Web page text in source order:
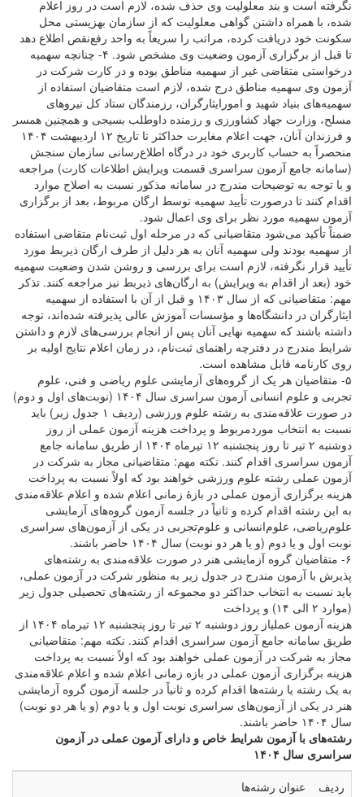
نگرفته است و بند معلولیت وی حذف شده، لازم است در روز اعلام
شده، با همراه داشتن گواهی معلولیت که از سازمان بهزیستی محل
سکونت خود دریافت کرده، مراتب‌ را سریعاً به‌ واحد رفع‌نقص‌ اطلاع‌ دهد
تا قبل‌ از برگزاری‌ آزمون‌ وضعیت‌ وی‌ مشخص‌ شود. ۴- چنانچه سهمیه
درخواستی متقاضی غیر از سهمیه مناطق بوده و در کارت شرکت در
آزمون وی سهمیه مناطق درج شده، لازم است متقاضیان استفاده از
سهمیه‌های بنیاد شهید و امورایثارگران، رزمندگان ستاد کل نیروهای
مسلح، وزارت جهاد کشاورزی و رزمنده داوطلب بسیجی و همچنین همسر
و فرزندان آنان، جهت اعلام مغایرت حداکثر تا تاریخ ۱۲ اردیبهشت ۱۴۰۴
منحصراً به حساب کاربری خود در درگاه اطلاع‌رسانی سازمان سنجش
(سامانه جامع آزمون سراسری قسمت ویرایش اطلاعات کارت) مراجعه
و با توجه به توضیحات مندرج در سامانه مذکور نسبت به اصلاح موارد
اقدام کنند تا درصورت تأیید سهمیه توسط ارگان مربوط، بعد از برگزاری
آزمون سهمیه مورد نظر برای وی اعمال شود.
ضمناً تأکید می‌شود متقاضیانی که در مرحله اول ثبت‌نام متقاضی استفاده
از سهمیه بودند ولی سهمیه آنان به هر دلیل از طرف ارگان ذیربط مورد
تأیید قرار نگرفته، لازم است برای بررسی و روشن شدن وضعیت سهمیه
خود (بعد از اقدام به ویرایش) به ارگان‌های ذیربط نیز مراجعه کنند. تذکر
مهم: متقاضیانی که از سال ۱۴۰۳ و قبل از آن با استفاده از سهمیه
ایثارگران در دانشگاه‌ها و مؤسسات آموزش عالی پذیرفته شده‌اند، توجه
داشته باشند که سهمیه نهایی آنان پس از انجام بررسی‌های لازم و داشتن
شرایط مندرج در دفترچه راهنمای ثبت‌نام، در زمان اعلام نتایج اولیه بر
روی کارنامه قابل مشاهده است.
۵- متقاضیان هر یک از گروه‌های آزمایشی علوم ریاضی و فنی، علوم
تجربی و علوم انسانی آزمون سراسری سال ۱۴۰۴ (نوبت‌های اول و دوم)
در صورت علاقه‌مندی به رشته علوم ورزشی (ردیف ۱ جدول زیر) باید
نسبت به انتخاب موردمربوط و پرداخت هزینه آزمون عملی از روز
دوشنبه ۲ تیر تا روز پنجشنبه ۱۲ تیرماه ۱۴۰۴ از طریق سامانه جامع
آزمون سراسری اقدام کنند. نکته مهم: متقاضیانی مجاز به شرکت در
آزمون عملی رشته علوم ورزشی خواهند بود که اولاً نسبت به پرداخت
هزینه برگزاری آزمون عملی در بازۀ زمانی اعلام شده و اعلام علاقه‌مندی
به این رشته اقدام کرده و ثانیاً در جلسه آزمون گروه‌های آزمایشی
علوم‌ریاضی، علوم‌انسانی و علوم‌تجربی در یکی از آزمون‌های سراسری
نوبت اول و یا دوم (و یا هر دو نوبت) سال ۱۴۰۴ حاضر باشند.
۶- متقاضیان گروه آزمایشی هنر در صورت علاقه‌مندی به رشته‌های
پذیرش با آزمون مندرج در جدول زیر به منظور شرکت در آزمون عملی،
باید نسبت به انتخاب حداکثر دو مجموعه از رشته‌های تحصیلی جدول زیر
(موارد ۲ الی ۱۴) و پرداخت
هزینه آزمون عملیاز روز دوشنبه ۲ تیر تا روز پنجشنبه ۱۲ تیرماه ۱۴۰۴ از
طریق سامانه جامع آزمون سراسری اقدام کنند. نکته مهم: متقاضیانی
مجاز به شرکت در آزمون عملی خواهند بود که اولاً نسبت به پرداخت
هزینه برگزاری آزمون عملی در بازه زمانی اعلام شده و اعلام علاقه‌مندی
به یک رشته یا رشته‌ها اقدام کرده و ثانیاً در جلسه آزمون گروه آزمایشی
هنر در یکی از آزمون‌های سراسری نوبت اول و یا دوم (و یا هر دو نوبت)
سال ۱۴۰۴ حاضر باشند.
رشته‌های با آزمون شرایط خاص و دارای آزمون عملی در آزمون
سراسری سال ۱۴۰۴
ردیف
عنوان رشته‌ها